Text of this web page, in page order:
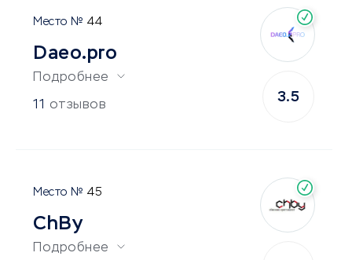
44
Daeo.pro
Подробнее
11 отзывов
3.5
45
ChBy
Подробнее